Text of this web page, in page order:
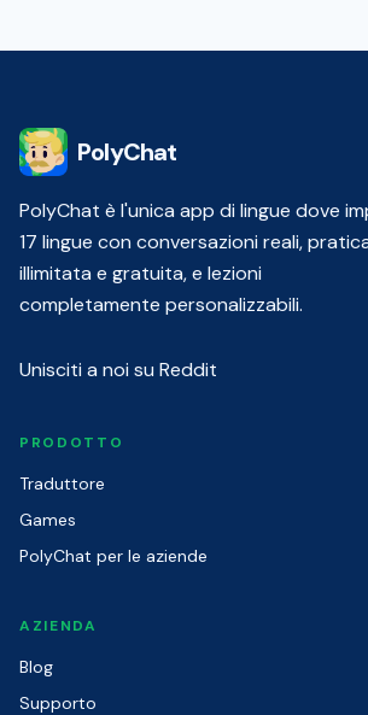
PolyChat
PolyChat è l'unica app di lingue dove
17 lingue con conversazioni reali,
illimitata e gratuita, e lezioni
completamente personalizzabili.
Unisciti a noi su Reddit
PRODOTTO
Traduttore
Games
PolyChat per le aziende
AZIENDA
Blog
Supporto